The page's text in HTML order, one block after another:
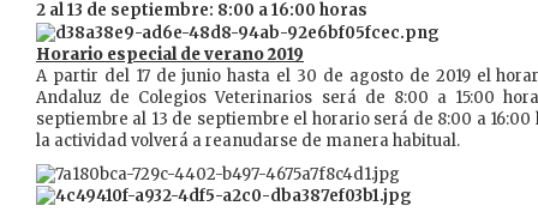
2 al 13 de septiembre: 8:00 a 16:00 horas
Horario especial de verano 2019
A partir del 17 de junio hasta el 30 de agosto de 2019 el
Andaluz de Colegios Veterinarios será de 8:00 a 15:00
septiembre al 13 de septiembre el horario será de 8:00 a
la actividad volverá a reanudarse de manera habitual.